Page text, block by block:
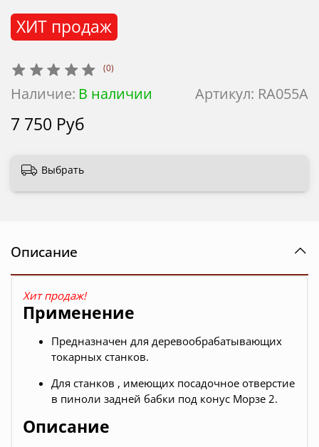
(0)
Артикул: RA055A
Наличие: В наличии
ХИТ продаж
7 750 Руб
Выбрать
Описание
Хит продаж!
Применение
Предназначен для деревообрабатывающих
токарных станков.
Для станков , имеющих посадочное отверстие
в пиноли задней бабки под конус Морзе 2.
Описание